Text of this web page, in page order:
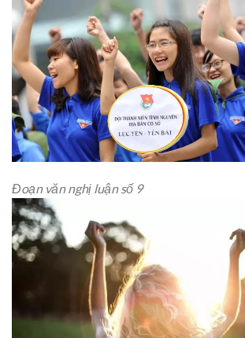
Đoạn văn nghị luận số 9